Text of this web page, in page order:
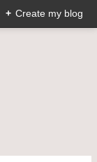
+ Create my blog